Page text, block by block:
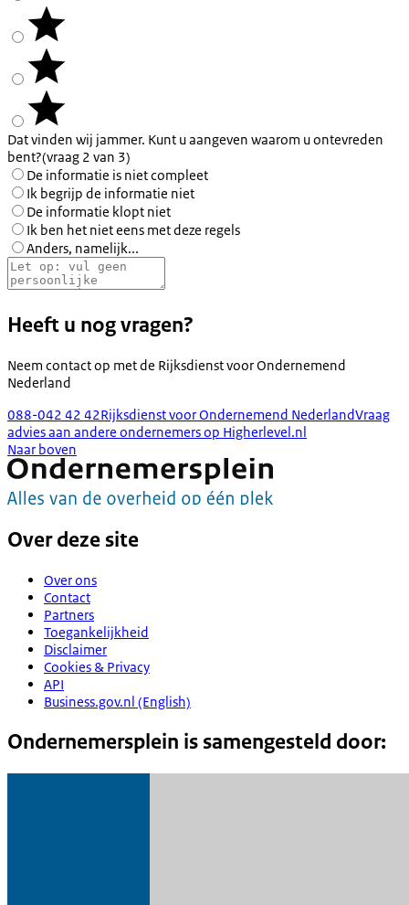
Dat vinden wij jammer. Kunt u aangeven waarom u ontevreden
bent?(vraag 2 van 3)
De informatie is niet compleet
Ik begrijp de informatie niet
De informatie klopt niet
Ik ben het niet eens met deze regels
Anders, namelijk...
Heeft u nog vragen?
Neem contact op met de Rijksdienst voor Ondernemend
Nederland
088-042 42 42Rijksdienst voor Ondernemend NederlandVraag
advies aan andere ondernemers op Higherlevel.nl
Naar boven
Over deze site
Over ons
Contact
Partners
Toegankelijkheid
Disclaimer
Cookies & Privacy
API
Business.gov.nl (English)
Ondernemersplein is samengesteld door: